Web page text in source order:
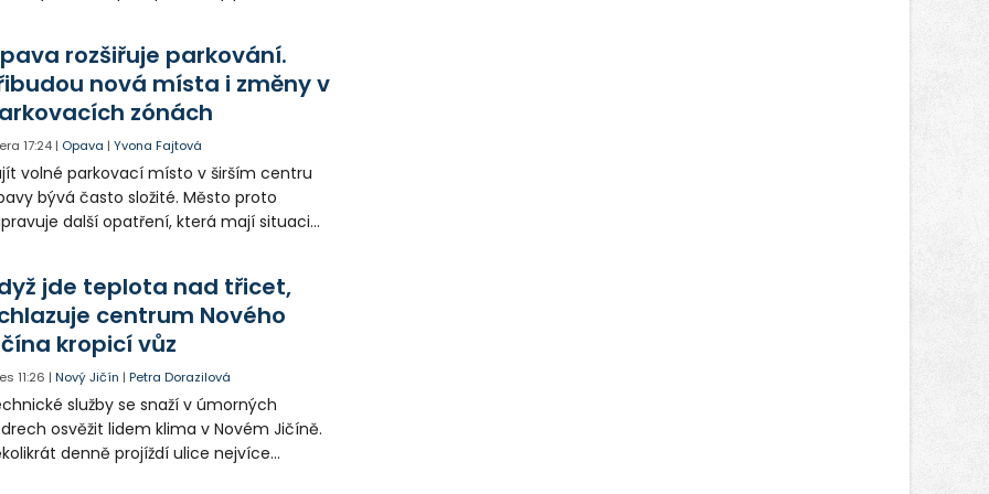
Případem už se zabývá policie, která
psa hledá.
rozšiřuje parkování.
nová místa i změny v
zónách
17:24 | Opava |Yvona Fajtová
volné parkovací místo v širším centru
bývá často složité. Město proto
další opatření, která mají situaci
řidiče v parkovacích zónách.
jde teplota nad třicet,
centrum Nového
kropicí vůz
11:26 |Nový Jičín |Petra Dorazilová
služby se snaží v úmorných
osvěžit lidem klima v Novém Jičíně.
denně projíždí ulice nejvíce